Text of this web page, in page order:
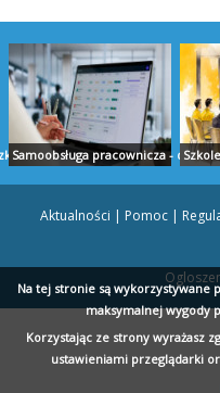
- eco-serwet.pl
Samoobsługa pracownicza - dmz.pl
Piaskowanie zębów Szczecin - i-
Aktualności | Pomoc|
Na tej stronie są wykorzystywane
maksymalnej wygody
Korzystając ze strony wyrażasz
ustawieniami przeglądarki